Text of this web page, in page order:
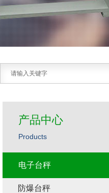
产品中心
Products
电子台秤
防爆台秤